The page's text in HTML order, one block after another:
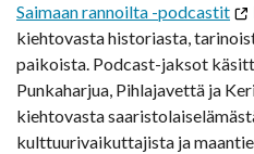
Saimaan rannoilta -podcastit
kiehtovasta historiasta,
paikoista. Podcast-jaksot
Punkaharjua, Pihlajavettä ja
kiehtovasta
kulttuurivaikuttajista ja